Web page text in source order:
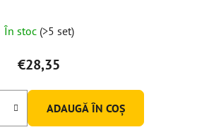
În stoc (>5 set)
€28,35
ADAUGĂ ÎN COŞ